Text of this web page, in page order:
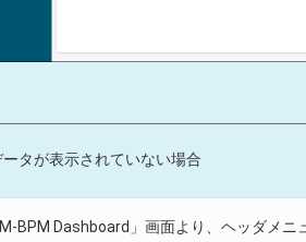
ータが表示されていない場合
BPM Dashboard」画面より、ヘッダメ